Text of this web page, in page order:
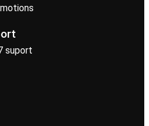
suport